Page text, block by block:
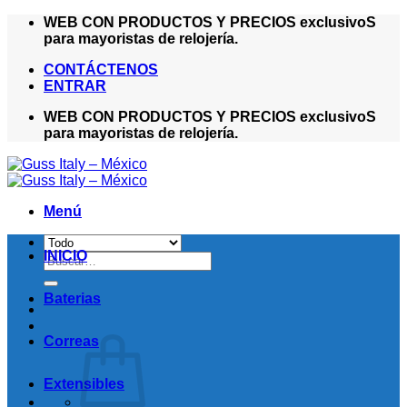
SaltarWEB CON PRODUCTOS Y PRECIOS exclusivoS
para mayoristas de relojería.
CONTÁCTENOS
ENTRAR
WEB CON PRODUCTOS Y PRECIOS exclusivoS
para mayoristas de relojería.
Menú
Buscar
por:
INICIO
Baterias
Correas
Extensibles